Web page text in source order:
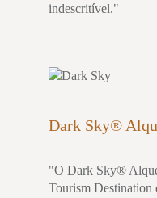
indescritível."
Dark Sky®
"O Dark Sky®
Tourism Destination